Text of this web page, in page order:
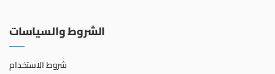
الشروط والسياسات
شروط الاستخدام